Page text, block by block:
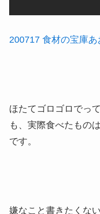
200717 食材の宝庫
ほたてゴロゴロでっ
も、実際食べたもの
です。
嫌なこと書きたくな